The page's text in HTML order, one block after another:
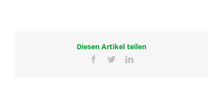
Diesen Artikel teilen
Facebook
TwitterLinkedIn